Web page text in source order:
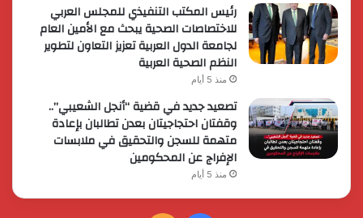
رئيس المكتب التنفيذي للمجلس العربي
للاختصاصات الصحية يبحث مع الأمين العام
لجامعة الدول العربية تعزيز التعاون لتطوير
النظم الصحية العربية
منذ 5 أيام
تصعيد جديد في قضية “أنجل الشعيبي”..
وقفتان احتجاجيتان بعدن تطالبان بإعادة
متهمة للسجن والتحقيق في ملابسات
الإفراج عن المحكومين
منذ 5 أيام